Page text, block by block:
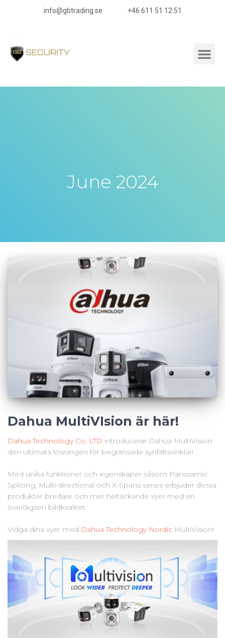
info@gbtrading.se +46 611 51 12 51
June 2024
Dahua MultiVIsion är här!
Dahua Technology Co. LTD introducerar Dahua MultiVision:
den ultimata lösningen för begränsade synfältsvinklar!
Med unika funktioner och egenskaper såsom Panoramic
Splicing, Multi-directional och X-Spans series erbjuder dessa
produkter bredare och mer heltäckande vyer med en
överlägsen bildkvalitet.
Vidga dina vyer med Dahua Technology Nordic MultiVision!